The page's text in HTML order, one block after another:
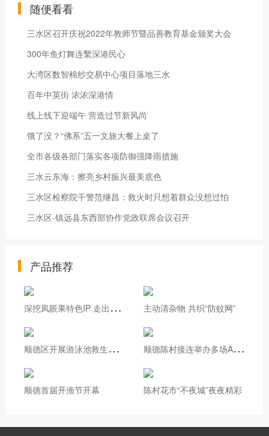
随便看看
三水区召开庆祝2022年教师节暨品善教育基金颁奖大会
300年鱼灯舞连繫深港民心
大湾区数智棉纱交易中心项目落地三水
百年中英街 浓浓深港情
线上线下迎端午 营造过节新风尚
饿了没？“佛系”五一文旅大餐上桌了
全市各级各部门落实各项防御强降雨措施
三水云东海：擦亮乡村振兴最美底色
三水区检察院干警范继昌：救火时只想着群众没想过怕
三水区-镇远县东西部协作党政联席会议召开
产品推荐
深
挖凤眼果特色IP 走出基层治理新路 主动清杂物 共织“防蚊网”
顺
德区开展游泳池救生员实操培训 顺
德陈村接连举办多场AI专题培训
顺德首届开渔节开幕 陈村花市“不夜城”夜夜精彩